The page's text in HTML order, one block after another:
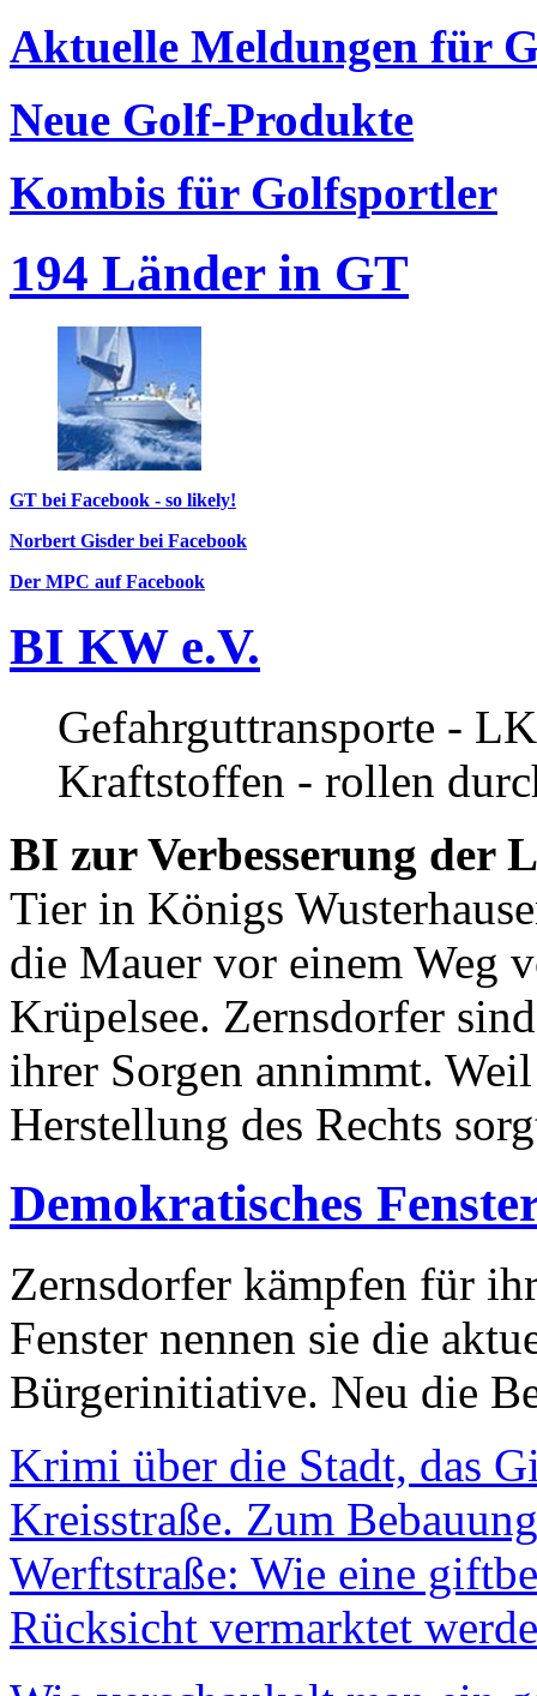
Aktuelle Meldungen für
Neue Golf-Produkte
Kombis für Golfsportler
194 Länder in GT
GT bei Facebook - so likely!
Norbert Gisder bei Facebook
Der MPC auf Facebook
BI KW e.V.
Gefahrguttransporte -
Kraftstoffen - rollen
BI zur Verbesserung der
Tier in Königs
die Mauer vor einem Weg
Krüpelsee. Zernsdorfer
ihrer Sorgen annimmt.
Herstellung des Rechts
Demokratisches
Zernsdorfer kämpfen für
Fenster nennen sie die
Bürgerinitiative. Neu die
Krimi über die Stadt, das
Kreisstraße. Zum
Werftstraße: Wie eine
Rücksicht vermarktet